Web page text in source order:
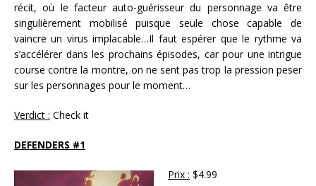
récit, où le facteur auto-guérisseur du personnage va être
singulièrement mobilisé puisque seule chose capable de
vaincre un virus implacable…Il faut espérer que le rythme va
s’accélérer dans les prochains épisodes, car pour une intrigue
course contre la montre, on ne sent pas trop la pression peser
sur les personnages pour le moment…
Verdict : Check it
DEFENDERS #1
Prix : $4.99